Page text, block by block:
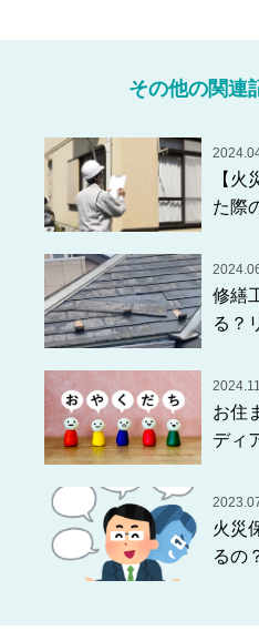
その他の関連
【
た際
い？
修繕
る？
お住
ディ
火災
るの